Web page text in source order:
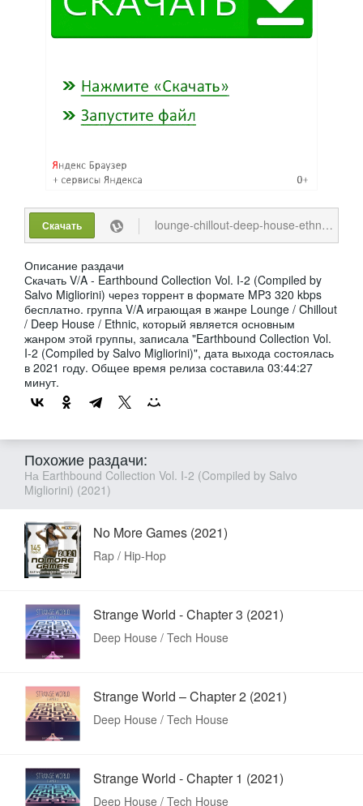
Скачать lounge-chillout-deep-house-ethnic-va-earthbound-collection-vol_-i-2-compiled-by-salvo-migliorini-2021-mp3-320-kbps.torrent
Описание раздачи
Скачать V/A - Earthbound Collection Vol. I-2 (Compiled by
Salvo Migliorini) через торрент в формате MP3 320 kbps
бесплатно. группа V/A играющая в жанре Lounge / Chillout
/ Deep House / Ethnic, который является основным
жанром этой группы, записала "Earthbound Collection Vol.
I-2 (Compiled by Salvo Migliorini)", дата выхода состоялась
в 2021 году. Общее время релиза составила 03:44:27
минут.
Похожие раздачи:
На Earthbound Collection Vol. I-2 (Compiled by Salvo
Migliorini) (2021)
No More Games (2021)
Rap / Hip-Hop
Strange World - Chapter 3 (2021)
Deep House / Tech House
Strange World – Chapter 2 (2021)
Deep House / Tech House
Strange World - Chapter 1 (2021)
Deep House / Tech House